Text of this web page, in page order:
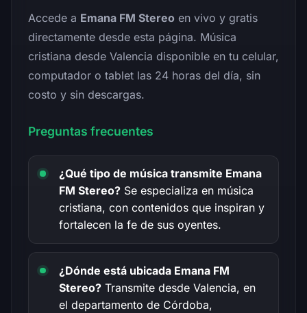
Accede a Emana FM Stereo en vivo y gratis
directamente desde esta página. Música
cristiana desde Valencia disponible en tu celular,
computador o tablet las 24 horas del día, sin
costo y sin descargas.
Preguntas frecuentes
¿Qué tipo de música transmite Emana
FM Stereo? Se especializa en música
cristiana, con contenidos que inspiran y
fortalecen la fe de sus oyentes.
¿Dónde está ubicada Emana FM
Stereo? Transmite desde Valencia, en
el departamento de Córdoba,